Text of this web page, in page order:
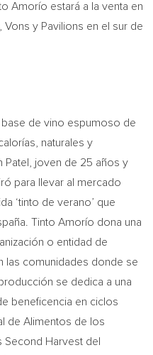
Amorío estará a la venta en
y Pavilions en el sur de
de vino espumoso de
naturales y
Patel
, joven de 25 años y
para llevar al mercado
‘tinto de verano’ que
Tinto Amorío dona una
o entidad de
las comunidades donde se
se dedica a una
beneficencia en ciclos
de Alimentos de los
Harvest del